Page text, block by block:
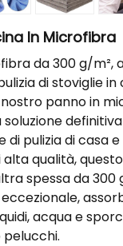
In Microfibra
da 300 g/m²,
di stoviglie in
panno in
soluzione
di pulizia di casa
qualità,
spessa da 300
acqua e
pelucchi.